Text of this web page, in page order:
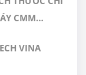
CMM
VINA